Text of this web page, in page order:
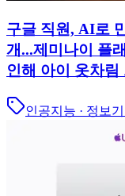
구글 직원, AI로
개...제미나이 플
인해 아이 옷차림
인공지능 · 정보